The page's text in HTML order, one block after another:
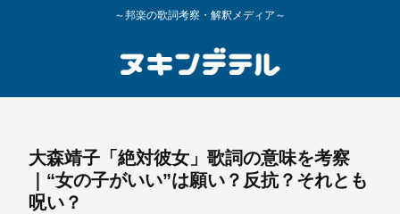
～邦楽の歌詞考察・解釈メディア～
大森靖子「絶対彼女」歌詞の意味を考察
｜“女の子がいい”は願い？反抗？それとも
呪い？